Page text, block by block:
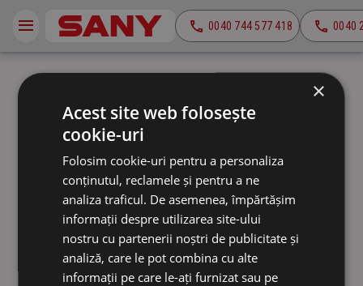
0040 744 577 418 0040
Dezabonat cu succes
[mailpoet_page]
×
Acest site web folosește
cookie-uri
Folosim cookie-uri pentru a personaliza
conținutul, reclamele și pentru a ne
analiza traficul. De asemenea, împărtășim
informații despre utilizarea site-ului
nostru cu partenerii noștri de publicitate și
analiză, care le pot combina cu alte
informații pe care le-ați furnizat sau pe